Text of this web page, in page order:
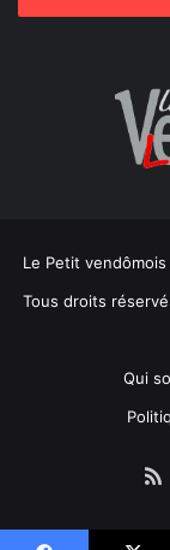
Le Petit
Tous droits
Qui